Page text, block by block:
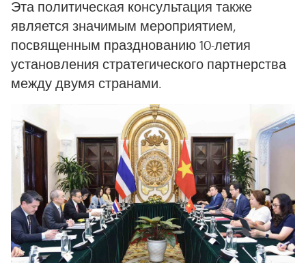
Эта политическая консультация также
является значимым мероприятием,
посвященным празднованию 10-летия
установления стратегического партнерства
между двумя странами.